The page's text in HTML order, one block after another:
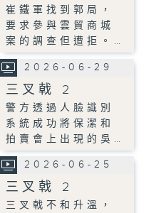
崔鐵軍找到郭局，
要求參與雲貿商城
案的調查但遭拒。…
2026-06-29
三叉戟 2
警方透過人臉識別
系統成功將保潔和
拍賣會上出現的吳…
2026-06-25
三叉戟 2
三叉戟不和升溫，